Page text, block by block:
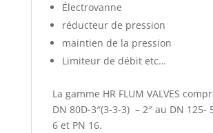
Électrovanne
réducteur de pression
maintien de la pression
Limiteur de débit etc…
La gamme HR FLUM VALVES
DN 80D-3″(3-3-3) – 2″ au DN 125-
6 et PN 16.